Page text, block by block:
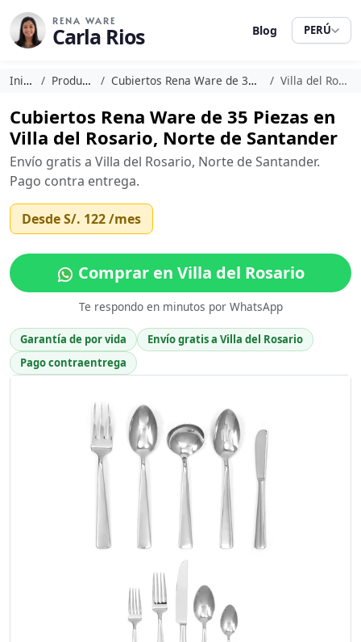
RENA WARE
Carla Rios Blog PERÚ
Inicio Productos Cubiertos Rena Ware de 35 Piezas Villa del Rosario
Cubiertos Rena Ware de 35 Piezas en
Villa del Rosario, Norte de Santander
Envío gratis a Villa del Rosario, Norte de Santander.
Pago contra entrega.
DesdeS/. 122/mes
Comprar en Villa del Rosario
Te respondo en minutos por WhatsApp
Garantía de por vida
Envío gratis a Villa del Rosario
Pago contraentrega